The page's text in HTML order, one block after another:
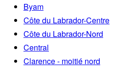
Byam
Côte du Labrador-Centre
Côte du Labrador-Nord
Central
Clarence - moitié nord